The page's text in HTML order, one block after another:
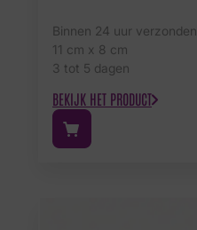
Binnen 24 uur verzonden
11 cm x 8 cm
3 tot 5 dagen
BEKIJK HET PRODUCT